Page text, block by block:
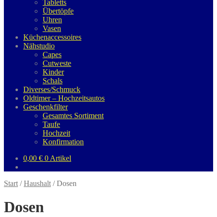
Tabletts
Übertöpfe
Uhren
Vasen
Küchenaccessoires
Nähstudio
Capes
Cutweste
Kinder
Schals
Diverses/Schmuck
Oldtimer – Hochzeitsautos
Geschenkfilter
Gesamtes Sortiment
Taufe
Hochzeit
Konfirmation
0,00 € 0 Artikel
Start /Haushalt /Dosen
Dosen